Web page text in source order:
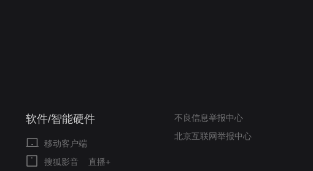
软件/智能硬件
移动客户端
搜狐影音
直播+
不良信息举报中心
北京互联网举报中心